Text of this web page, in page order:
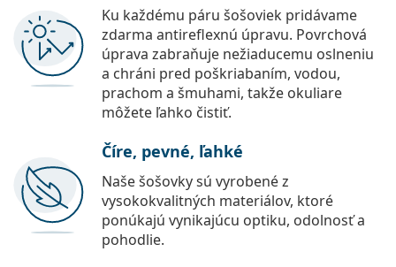
Ku každému páru šošoviek pridávame
zdarma antireflexnú úpravu. Povrchová
úprava zabraňuje nežiaducemu oslneniu
a chráni pred poškriabaním, vodou,
prachom a šmuhami, takže okuliare
môžete ľahko čistiť.
Číre, pevné, ľahké
Naše šošovky sú vyrobené z
vysokokvalitných materiálov, ktoré
ponúkajú vynikajúcu optiku, odolnosť a
pohodlie.